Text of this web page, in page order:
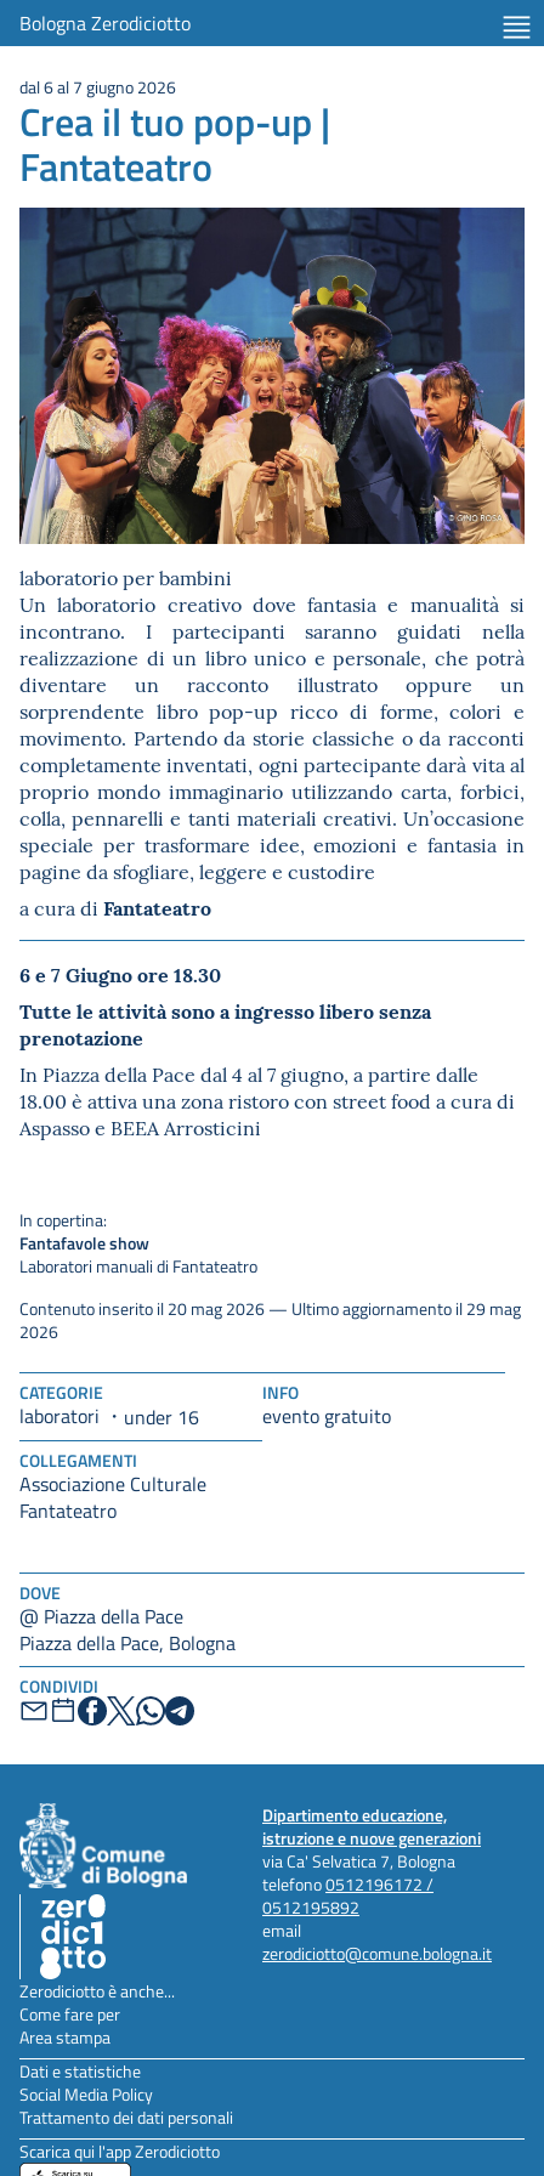
Bologna Zerodiciotto
DOVE
@ Piazza della Pace
Piazza della Pace, Bologna
CONDIVIDI
dal 6 al 7 giugno 2026
Crea il tuo pop-up |
Fantateatro
laboratorio per bambini
Un laboratorio creativo dove fantasia e manualità si
incontrano. I partecipanti saranno guidati nella
realizzazione di un libro unico e personale, che potrà
diventare un racconto illustrato oppure un
sorprendente libro pop-up ricco di forme, colori e
movimento. Partendo da storie classiche o da racconti
completamente inventati, ogni partecipante darà vita al
proprio mondo immaginario utilizzando carta, forbici,
colla, pennarelli e tanti materiali creativi. Un’occasione
speciale per trasformare idee, emozioni e fantasia in
pagine da sfogliare, leggere e custodire
a cura di Fantateatro
6 e 7 Giugnoore 18.30
Tutte le attività sono a ingresso libero senza
prenotazione
In Piazza della Pace dal 4 al 7 giugno, a partire dalle
18.00 è attiva una zona ristoro con street food a cura di
Aspasso e BEEA Arrosticini
CATEGORIE
laboratori under 16
INFO
evento gratuito
COLLEGAMENTI
Associazione Culturale
Fantateatro
In copertina:
Fantafavole show
Laboratori manuali di Fantateatro
Contenuto inserito il 20 mag 2026 — Ultimo aggiornamento il 29 mag
2026
Dipartimento educazione,
istruzione e nuove generazioni
via Ca' Selvatica 7, Bologna
telefono0512196172 /
0512195892
email
zerodiciotto@comune.bologna.it
Zerodiciotto è anche...
Come fare per
Area stampa
Dati e statistiche
Social Media Policy
Trattamento dei dati personali
Scarica qui l'app Zerodiciotto